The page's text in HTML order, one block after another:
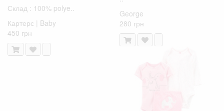
Склад : 100% polye..
Картерс | Baby
450 грн
George
280 грн